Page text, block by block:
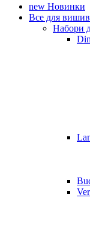
new Новинки
Все для
Набори